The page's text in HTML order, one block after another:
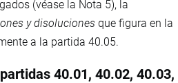
(véase la Nota 5), la
y disoluciones que figura en la
a la partida 40.05.
40.01, 40.02, 40.03,